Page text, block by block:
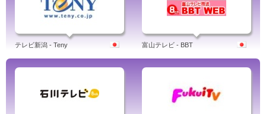
テレビ新潟 - Teny 富山テレビ - BBT